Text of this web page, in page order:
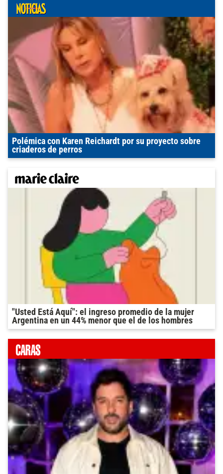
Polémica con Karen Reichardt por su proyecto sobre
criaderos de perros
"Usted Está Aquí": el ingreso promedio de la mujer
Argentina en un 44% menor que el de los hombres